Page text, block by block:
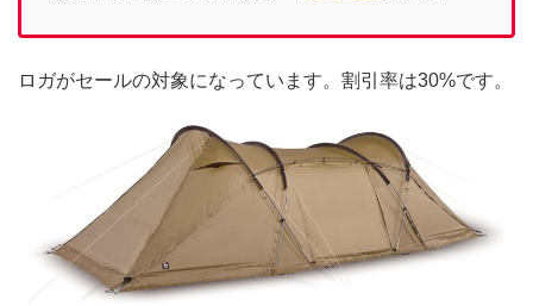
ロガがセールの対象になっています。割引率は30%です。